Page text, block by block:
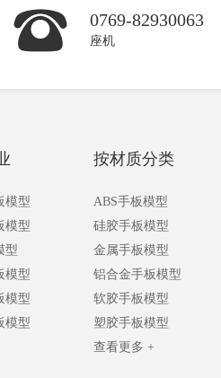
0769-82930063
座机
模型
模型
型
模型
模型
模型
按材质分类
ABS手板模型
硅胶手板模型
金属手板模型
铝合金手板模型
软胶手板模型
塑胶手板模型
查看更多 +